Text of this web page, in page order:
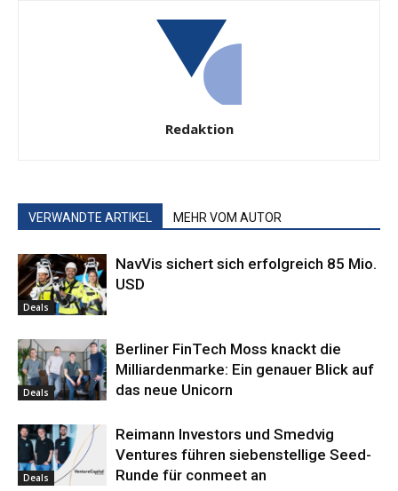
Redaktion
VERWANDTE ARTIKEL MEHR VOM AUTOR
Deals
NavVis sichert sich erfolgreich 85 Mio.
USD
Deals
Berliner FinTech Moss knackt die
Milliardenmarke: Ein genauer Blick auf
das neue Unicorn
Deals
Reimann Investors und Smedvig
Ventures führen siebenstellige Seed-
Runde für conmeet an